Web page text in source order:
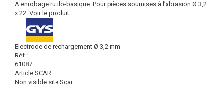
A enrobage rutilo-basique. Pour pièces soumises à l’abrasion.Ø 3,2
x 22. Voir le produit
Electrode de rechargement Ø 3,2 mm
Réf :
61087
Article SCAR
Non visible site Scar